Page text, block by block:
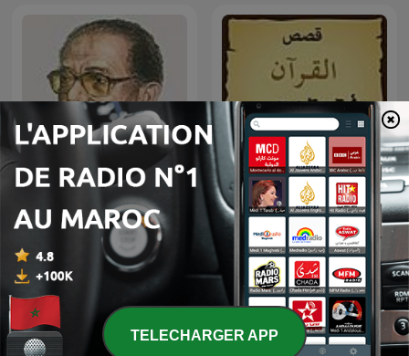
العلم والإيمان - د. مصطفى
محمود
قصص القرآن
TELECHARGER APP